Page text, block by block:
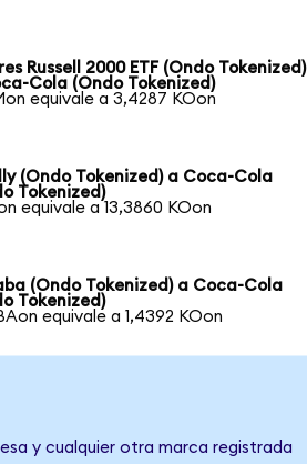
Russell 2000 ETF (Ondo Tokenized)
Cola (Ondo Tokenized)
equivale a 3,4287 KOon
(Ondo Tokenized) a Coca-Cola
Tokenized)
equivale a 13,3860 KOon
(Ondo Tokenized) a Coca-Cola
Tokenized)
equivale a 1,4392 KOon
y cualquier otra marca registrada